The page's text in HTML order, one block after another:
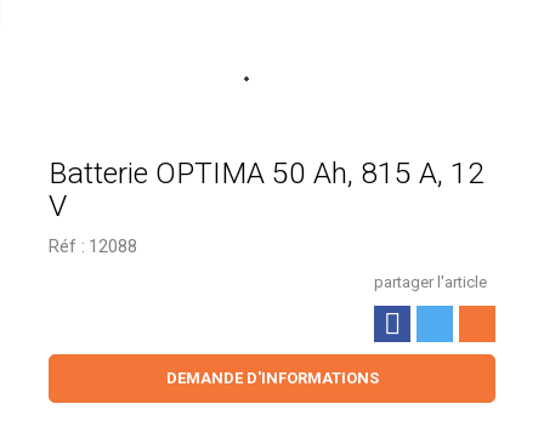
Batterie OPTIMA 50 Ah, 815 A, 12
V
Réf : 12088
partager l'article
DEMANDE D'INFORMATIONS